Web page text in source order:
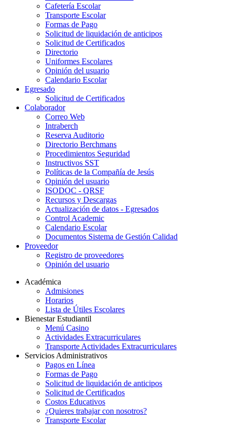
Cafetería Escolar
Transporte Escolar
Formas de Pago
Solicitud de liquidación de anticipos
Solicitud de Certificados
Directorio
Uniformes Escolares
Opinión del usuario
Calendario Escolar
Egresado
Solicitud de Certificados
Colaborador
Correo Web
Intraberch
Reserva Auditorio
Directorio Berchmans
Procedimientos Seguridad
Instructivos SST
Políticas de la Compañía de Jesús
Opinión del usuario
ISODOC - QRSF
Recursos y Descargas
Actualización de datos - Egresados
Control Academic
Calendario Escolar
Documentos Sistema de Gestión Calidad
Proveedor
Registro de proveedores
Opinión del usuario
Académica
Admisiones
Horarios
Lista de Útiles Escolares
Bienestar Estudiantil
Menú Casino
Actividades Extracurriculares
Transporte Actividades Extracurriculares
Servicios Administrativos
Pagos en Línea
Formas de Pago
Solicitud de liquidación de anticipos
Solicitud de Certificados
Costos Educativos
¿Quieres trabajar con nosotros?
Transporte Escolar